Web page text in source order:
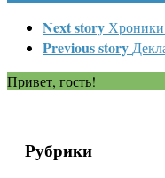
Next story Хроники
Previous story
Привет, гость!
Рубрики